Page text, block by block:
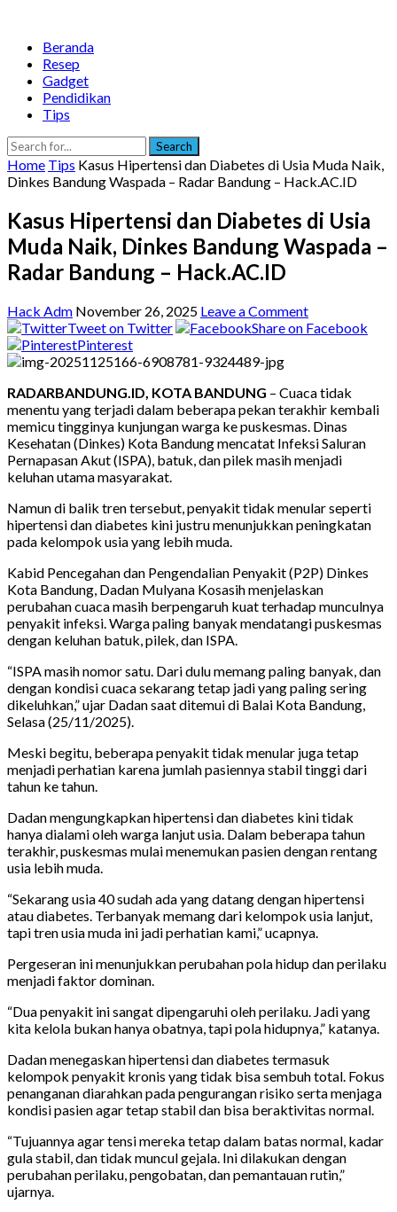
Beranda
Resep
Gadget
Pendidikan
Tips
Search
Home Tips Kasus Hipertensi dan Diabetes di Usia Muda Naik,
Dinkes Bandung Waspada – Radar Bandung – Hack.AC.ID
Kasus Hipertensi dan Diabetes di Usia
Muda Naik, Dinkes Bandung Waspada –
Radar Bandung – Hack.AC.ID
Hack Adm November 26, 2025 Leave a Comment
Tweet on Twitter
Share on Facebook
Pinterest
RADARBANDUNG.ID, KOTA BANDUNG – Cuaca tidak
menentu yang terjadi dalam beberapa pekan terakhir kembali
memicu tingginya kunjungan warga ke puskesmas. Dinas
Kesehatan (Dinkes) Kota Bandung mencatat Infeksi Saluran
Pernapasan Akut (ISPA), batuk, dan pilek masih menjadi
keluhan utama masyarakat.
Namun di balik tren tersebut, penyakit tidak menular seperti
hipertensi dan diabetes kini justru menunjukkan peningkatan
pada kelompok usia yang lebih muda.
Kabid Pencegahan dan Pengendalian Penyakit (P2P) Dinkes
Kota Bandung, Dadan Mulyana Kosasih menjelaskan
perubahan cuaca masih berpengaruh kuat terhadap munculnya
penyakit infeksi. Warga paling banyak mendatangi puskesmas
dengan keluhan batuk, pilek, dan ISPA.
“ISPA masih nomor satu. Dari dulu memang paling banyak, dan
dengan kondisi cuaca sekarang tetap jadi yang paling sering
dikeluhkan,” ujar Dadan saat ditemui di Balai Kota Bandung,
Selasa (25/11/2025).
Meski begitu, beberapa penyakit tidak menular juga tetap
menjadi perhatian karena jumlah pasiennya stabil tinggi dari
tahun ke tahun.
Dadan mengungkapkan hipertensi dan diabetes kini tidak
hanya dialami oleh warga lanjut usia. Dalam beberapa tahun
terakhir, puskesmas mulai menemukan pasien dengan rentang
usia lebih muda.
“Sekarang usia 40 sudah ada yang datang dengan hipertensi
atau diabetes. Terbanyak memang dari kelompok usia lanjut,
tapi tren usia muda ini jadi perhatian kami,” ucapnya.
Pergeseran ini menunjukkan perubahan pola hidup dan perilaku
menjadi faktor dominan.
“Dua penyakit ini sangat dipengaruhi oleh perilaku. Jadi yang
kita kelola bukan hanya obatnya, tapi pola hidupnya,” katanya.
Dadan menegaskan hipertensi dan diabetes termasuk
kelompok penyakit kronis yang tidak bisa sembuh total. Fokus
penanganan diarahkan pada pengurangan risiko serta menjaga
kondisi pasien agar tetap stabil dan bisa beraktivitas normal.
“Tujuannya agar tensi mereka tetap dalam batas normal, kadar
gula stabil, dan tidak muncul gejala. Ini dilakukan dengan
perubahan perilaku, pengobatan, dan pemantauan rutin,”
ujarnya.